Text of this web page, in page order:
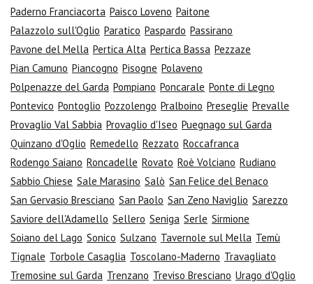
Paderno Franciacorta Paisco Loveno Paitone
Palazzolo sull'Oglio Paratico Paspardo Passirano
Pavone del Mella Pertica Alta Pertica Bassa Pezzaze
Pian Camuno Piancogno Pisogne Polaveno
Polpenazze del Garda Pompiano Poncarale Ponte di Legno
Pontevico Pontoglio Pozzolengo Pralboino Preseglie Prevalle
Provaglio Val Sabbia Provaglio d'Iseo Puegnago sul Garda
Quinzano d'Oglio Remedello Rezzato Roccafranca
Rodengo Saiano Roncadelle Rovato Roè Volciano Rudiano
Sabbio Chiese Sale Marasino Salò San Felice del Benaco
San Gervasio Bresciano San Paolo San Zeno Naviglio Sarezzo
Saviore dell'Adamello Sellero Seniga Serle Sirmione
Soiano del Lago Sonico Sulzano Tavernole sul Mella Temù
Tignale Torbole Casaglia Toscolano-Maderno Travagliato
Tremosine sul Garda Trenzano Treviso Bresciano Urago d'Oglio